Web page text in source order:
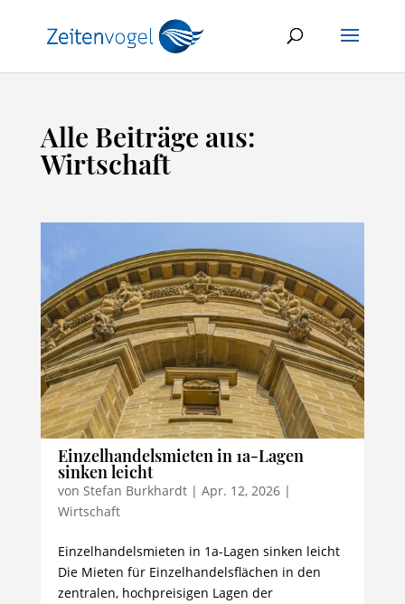
Alle Beiträge aus:
Wirtschaft
Einzelhandelsmieten in 1a-Lagen
sinken leicht
von Stefan Burkhardt| Apr. 12, 2026|
Wirtschaft
Einzelhandelsmieten in 1a-Lagen sinken leicht
Die Mieten für Einzelhandelsflächen in den
zentralen, hochpreisigen Lagen der